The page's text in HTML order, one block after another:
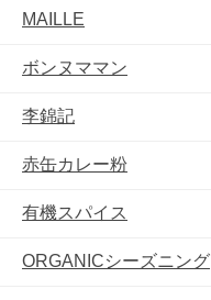
MAILLE
ボンヌママン
李錦記
赤缶カレー粉
有機スパイス
ORGANICシーズニング